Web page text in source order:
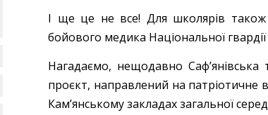
І ще це не все! Для школярів також
бойового медика Національної гвардії
Нагадаємо, нещодавно Сафʼянівська
проєкт, направлений на патріотичне
Камʼянському закладах загальної